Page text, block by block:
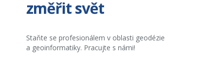
změřit svět
Staňte se profesionálem v oblasti geodézie
a geoinformatiky. Pracujte s námi!